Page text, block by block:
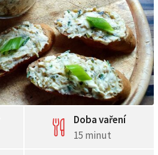
Doba vaření
15 minut